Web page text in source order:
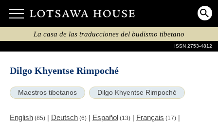
La casa de las traducciones del budismo tibetano
ISSN 2753-4812
Dilgo Khyentse Rimpoché
Maestros tibetanos Dilgo Khyentse Rimpoché
English (85) | Deutsch (6) | Español (13) | Français (17) |